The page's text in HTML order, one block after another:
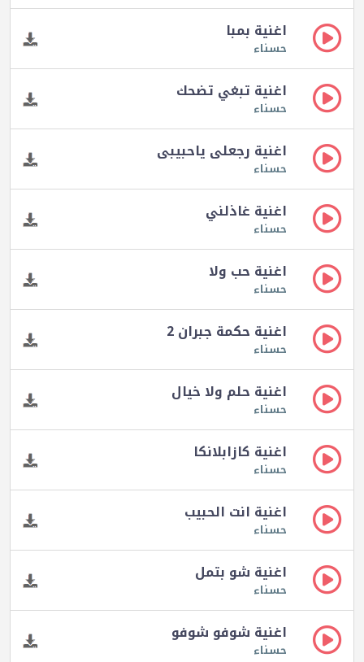
اغنية بمبا
حسناء
اغنية تبغي تضحك
حسناء
اغنية رجعلى ياحبيبى
حسناء
اغنية غاذلني
حسناء
اغنية حب ولا
حسناء
اغنية حكمة جبران 2
حسناء
اغنية حلم ولا خيال
حسناء
اغنية كازابلانكا
حسناء
اغنية انت الحبيب
حسناء
اغنية شو بتمل
حسناء
اغنية شوفو شوفو
حسناء